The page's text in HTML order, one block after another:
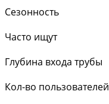
Сезонность
Часто ищут
Глубина входа трубы
Кол-во пользователей